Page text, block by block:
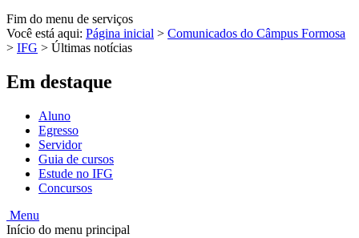
Fim do menu de serviços
Você está aqui: Página inicial > Comunicados do Câmpus Formosa
> IFG > Últimas notícias
Em destaque
Aluno
Egresso
Servidor
Guia de cursos
Estude no IFG
Concursos
Menu
Início do menu principal